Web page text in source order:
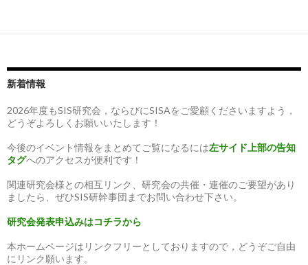
新着情報
2026年度もSIS研究会，ならびにSISAをご愛顧くださいますよう，
どうぞよろしくお願いいたします！
今後のイベント情報をまとめてご覧になるには左サイド上部の告知
タグへのアクセスが便利です！
関連研究会様との相互リンク、研究会の共催・連催のご要望があり
ましたら、ぜひSIS研幹事団までお問い合わせ下さい。
研究会発表申込みはコチラから
本ホームページはリンクフリーとしておりますので，どうぞご自由
にリンク願います。